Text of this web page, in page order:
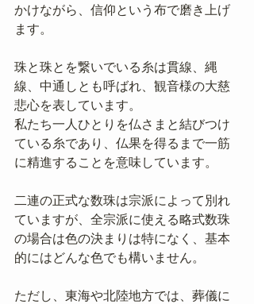
かけながら、信仰という布で磨き上げ
ます。
珠と珠とを繋いでいる糸は貫線、縄
線、中通しとも呼ばれ、観音様の大慈
悲心を表しています。
私たち一人ひとりを仏さまと結びつけ
ている糸であり、仏果を得るまで一筋
に精進することを意味しています。
二連の正式な数珠は宗派によって別れ
ていますが、全宗派に使える略式数珠
の場合は色の決まりは特になく、基本
的にはどんな色でも構いません。
ただし、東海や北陸地方では、葬儀に